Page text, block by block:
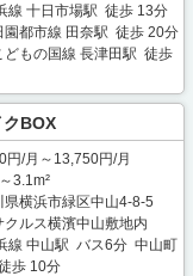
線 十日市場駅 徒歩 13分
園都市線 田奈駅 徒歩 20分
どもの国線 長津田駅 徒歩
BOX
円/月～13,750円/月
3.1m²
県横浜市緑区中山4-8-5
クルス横濱中山敷地内
線 中山駅 バス6分 中山町
歩 10分